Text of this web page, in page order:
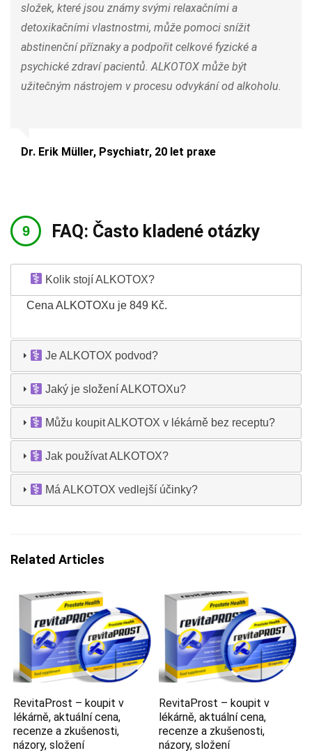
složek, které jsou známy svými relaxačními a
detoxikačními vlastnostmi, může pomoci snížit
abstinenční příznaky a podpořit celkové fyzické a
psychické zdraví pacientů. ALKOTOX může být
užitečným nástrojem v procesu odvykání od alkoholu.
Dr. Erik Müller, Psychiatr, 20 let praxe
FAQ: Často kladené otázky
Kolik stojí ALKOTOX?
Cena ALKOTOXu je 849 Kč.
Je ALKOTOX podvod?
Jaký je složení ALKOTOXu?
Můžu koupit ALKOTOX v lékárně bez receptu?
Jak používat ALKOTOX?
Má ALKOTOX vedlejší účinky?
Related Articles
RevitaProst – koupit v
lékárně, aktuální cena,
recenze a zkušenosti,
názory, složení
RevitaProst – koupit v
lékárně, aktuální cena,
recenze a zkušenosti,
názory, složení